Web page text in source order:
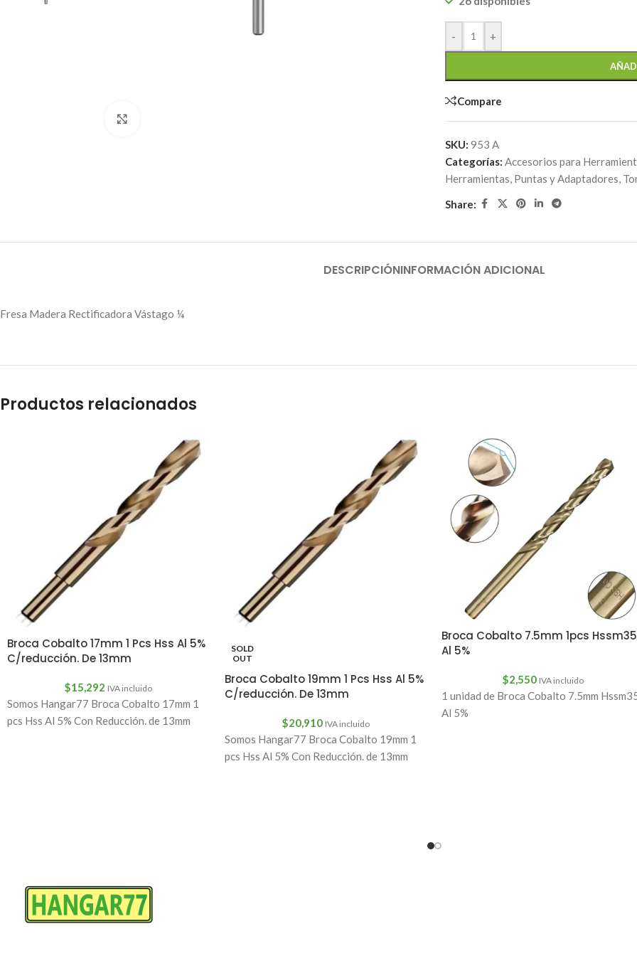
- +
Compare
SKU: 953 A
Categorías: Accesorios para
Herramientas, Puntas y Adaptadores,
Share:
DESCRIPCIÓNINFORMACIÓN ADICIONAL
Fresa Madera Rectificadora Vástago ¼
Productos relacionados
Broca Cobalto 17mm 1 Pcs Hss Al 5%
C/reducción. De 13mm
$15,292 IVA incluido
Somos Hangar77 Broca Cobalto 17mm 1
pcs Hss Al 5% Con Reducción. de 13mm
SOLD
OUT
Broca Cobalto 19mm 1 Pcs Hss Al 5%
C/reducción. De 13mm
$20,910 IVA incluido
Somos Hangar77 Broca Cobalto 19mm 1
pcs Hss Al 5% Con Reducción. de 13mm
Broca Cobalto 7.5mm 1pcs Hssm35
Al 5%
$2,550 IVA incluido
1 unidad de Broca Cobalto 7.5mm
Al 5%